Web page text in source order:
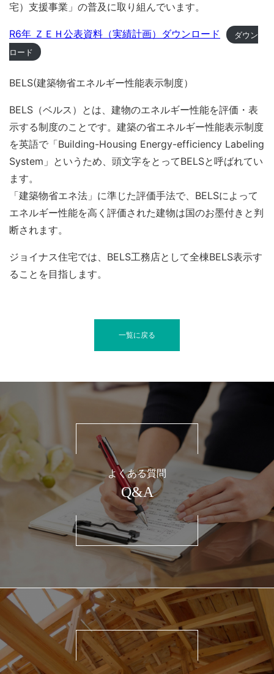
宅）支援事業」の普及に取り組んでいます。
R6年 ＺＥＨ公表資料（実績計画）ダウンロード
ダウン
ロード
BELS(建築物省エネルギー性能表示制度）
BELS（ベルス）とは、建物のエネルギー性能を評価・表
示する制度のことです。建築の省エネルギー性能表示制度
を英語で「Building-Housing Energy-efficiency Labeling
System」というため、頭文字をとってBELSと呼ばれてい
ます。
「建築物省エネ法」に準じた評価手法で、BELSによって
エネルギー性能を高く評価された建物は国のお墨付きと判
断されます。
ジョイナス住宅では、BELS工務店として全棟BELS表示す
ることを目指します。
一覧に戻る
よくある質問
Q&A